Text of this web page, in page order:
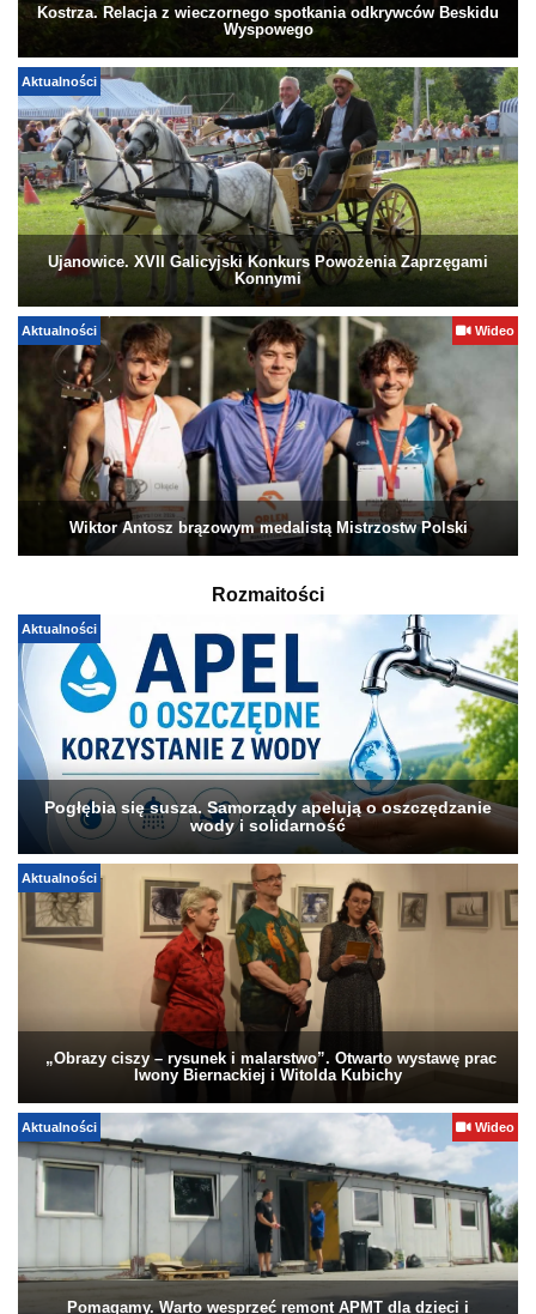
Kostrza. Relacja z wieczornego spotkania odkrywców Beskidu
Wyspowego
Aktualności
Ujanowice. XVII Galicyjski Konkurs Powożenia Zaprzęgami
Konnymi
Aktualności Wideo
Wiktor Antosz brązowym medalistą Mistrzostw Polski
Rozmaitości
Aktualności
Pogłębia się susza. Samorządy apelują o oszczędzanie
wody i solidarność
Aktualności
„Obrazy ciszy – rysunek i malarstwo”. Otwarto wystawę prac
Iwony Biernackiej i Witolda Kubichy
Aktualności Wideo
Pomagamy. Warto wesprzeć remont APMT dla dzieci i